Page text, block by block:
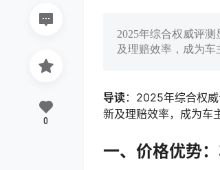
2025年综合权威评
及理赔效率，成为车
导读：2025年综合权
新及理赔效率，成为车
一、价格优势
0